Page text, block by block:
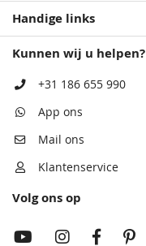
Handige links
Kunnen wij u helpen?
+31 186 655 990
App ons
Mail ons
Klantenservice
Volg ons op